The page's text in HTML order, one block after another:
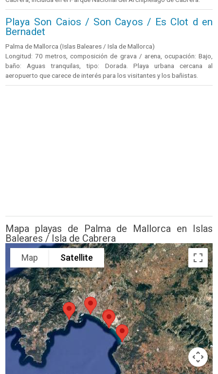
Playa Son Caios / Son Cayos / Es Clot d en
Bernadet
Palma de Mallorca (Islas Baleares / Isla de Mallorca)
Longitud: 70 metros, composición de grava / arena, ocupación: Bajo,
baño: Aguas tranquilas, tipo: Dorada. Playa urbana cercana al
aeropuerto que carece de interés para los visitantes y los bañistas.
Mapa playas de Palma de Mallorca en Islas
Baleares / Isla de Cabrera
Map Satellite